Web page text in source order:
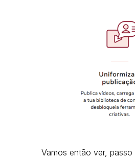
Vamos então ver,